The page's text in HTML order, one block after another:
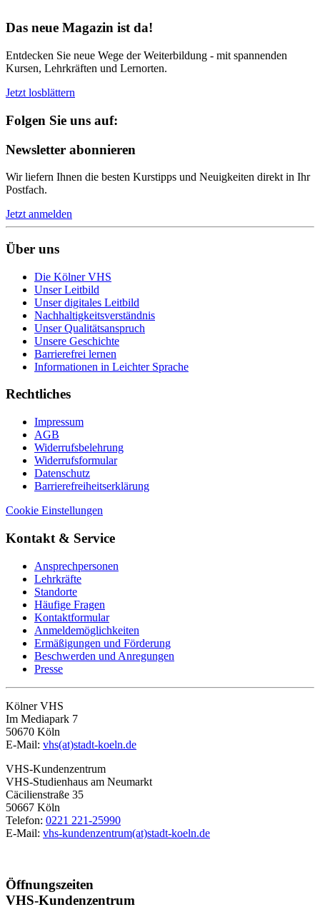
Das neue Magazin ist da!
Entdecken Sie neue Wege der Weiterbildung - mit spannenden
Kursen, Lehrkräften und Lernorten.
Jetzt losblättern
Folgen Sie uns auf:
Newsletter abonnieren
Wir liefern Ihnen die besten Kurstipps und Neuigkeiten direkt in Ihr
Postfach.
Jetzt anmelden
Über uns
Die Kölner VHS
Unser Leitbild
Unser digitales Leitbild
Nachhaltigkeitsverständnis
Unser Qualitätsanspruch
Unsere Geschichte
Barrierefrei lernen
Informationen in Leichter Sprache
Rechtliches
Impressum
AGB
Widerrufsbelehrung
Widerrufsformular
Datenschutz
Barrierefreiheitserklärung
Cookie Einstellungen
Kontakt & Service
Ansprechpersonen
Lehrkräfte
Standorte
Häufige Fragen
Kontaktformular
Anmeldemöglichkeiten
Ermäßigungen und Förderung
Beschwerden und Anregungen
Presse
Kölner VHS
Im Mediapark 7
50670 Köln
E-Mail: vhs(at)stadt-koeln.de
VHS-Kundenzentrum
VHS-Studienhaus am Neumarkt
Cäcilienstraße 35
50667 Köln
Telefon: 0221 221-25990
E-Mail: vhs-kundenzentrum(at)stadt-koeln.de
Öffnungszeiten
VHS-Kundenzentrum